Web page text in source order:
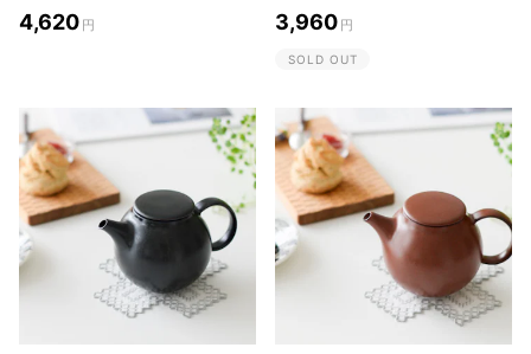
4,620 円 3,960 円
SOLD OUT